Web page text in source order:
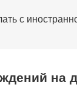
с
на